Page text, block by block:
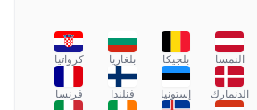
النمسا بلجيكا بلغاريا كرواتيا
الدنمارك إستونيا فنلندا فرنسا